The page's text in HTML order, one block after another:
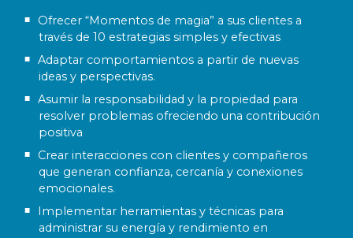
Ofrecer “Momentos de magia” a sus clientes a
través de 10 estrategias simples y efectivas
Adaptar comportamientos a partir de nuevas ​​
ideas y perspectivas.
Asumir la responsabilidad y la propiedad para
resolver problemas ofreciendo una contribución
positiva
Crear interacciones con clientes y compañeros
que generan confianza, cercanía y conexiones
emocionales.
Implementar herramientas y técnicas para
administrar su energía y rendimiento en